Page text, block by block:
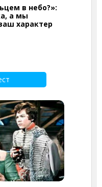
в небо?»:
а мы
характер